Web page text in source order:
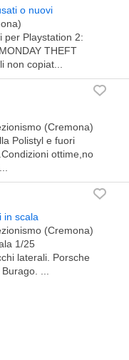
o nuovi
per Playstation 2:
THEFT
non copiat...
(Cremona)
Polistyl e fuori
ottime,no
in scala
(Cremona)
1/25
laterali. Porsche
...